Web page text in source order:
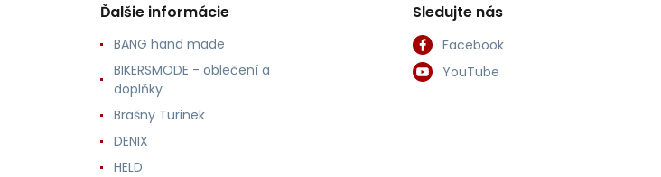
Ďalšie informácie
BANG hand made
BIKERSMODE - oblečení a
doplňky
Brašny Turinek
DENIX
HELD
Sledujte nás
Facebook
YouTube